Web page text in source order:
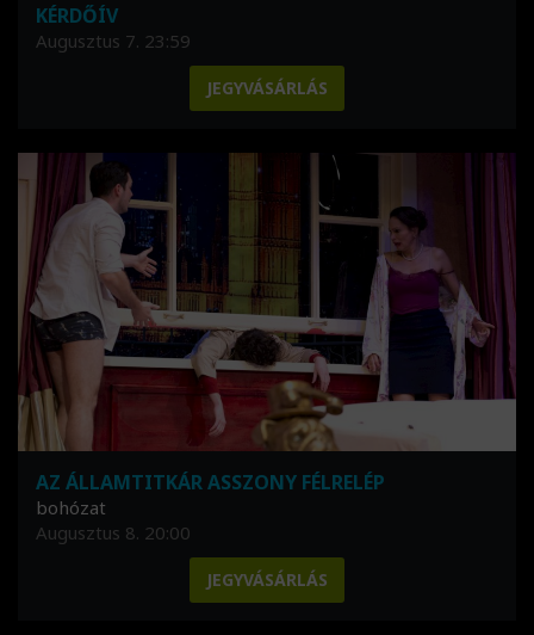
KÉRDŐÍV
Augusztus 7. 23:59
JEGYVÁSÁRLÁS
AZ ÁLLAMTITKÁR ASSZONY FÉLRELÉP
bohózat
Augusztus 8. 20:00
JEGYVÁSÁRLÁS